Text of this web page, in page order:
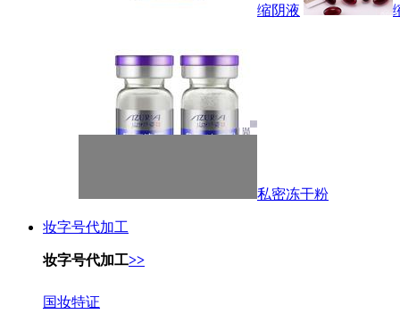
缩阴液
私密冻干粉
妆字号代加工
妆字号代加工>>
国妆特证